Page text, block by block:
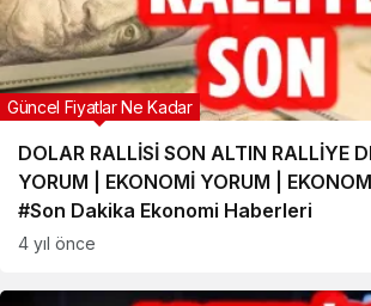
DOLAR RALLİSİ SON ALTIN RALLİYE
YORUM | EKONOMİ YORUM |
#Son Dakika Ekonomi Haberleri
Güncel Fiyatlar Ne Kadar
4 yıl önce